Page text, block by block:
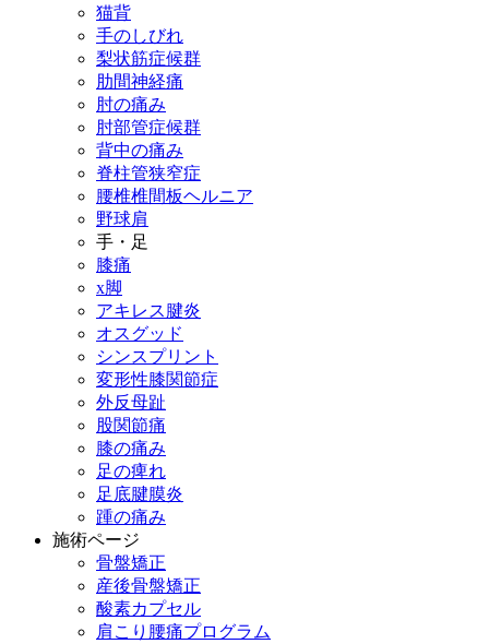
猫背
手のしびれ
梨状筋症候群
肋間神経痛
肘の痛み
肘部管症候群
背中の痛み
脊柱管狭窄症
腰椎椎間板ヘルニア
野球肩
手・足
膝痛
x脚
アキレス腱炎
オスグッド
シンスプリント
変形性膝関節症
外反母趾
股関節痛
膝の痛み
足の痺れ
足底腱膜炎
踵の痛み
施術ページ
骨盤矯正
産後骨盤矯正
酸素カプセル
肩こり腰痛プログラム